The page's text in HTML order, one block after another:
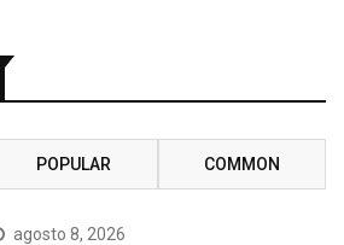
POPULAR COMMON
agosto 8, 2026